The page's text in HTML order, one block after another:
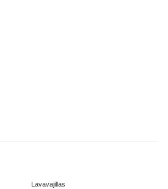
Lavavajillas